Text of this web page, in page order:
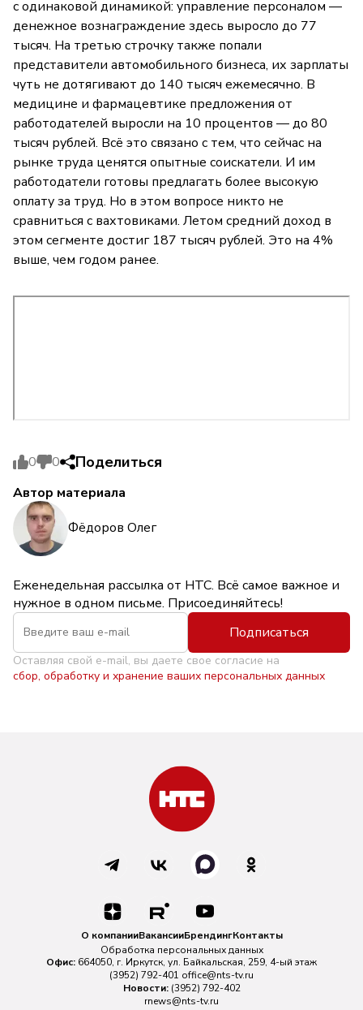
с одинаковой динамикой: управление персоналом —
денежное вознаграждение здесь выросло до 77
тысяч. На третью строчку также попали
представители автомобильного бизнеса, их зарплаты
чуть не дотягивают до 140 тысяч ежемесячно. В
медицине и фармацевтике предложения от
работодателей выросли на 10 процентов — до 80
тысяч рублей. Всё это связано с тем, что сейчас на
рынке труда ценятся опытные соискатели. И им
работодатели готовы предлагать более высокую
оплату за труд. Но в этом вопросе никто не
сравниться с вахтовиками. Летом средний доход в
этом сегменте достиг 187 тысяч рублей. Это на 4%
выше, чем годом ранее.
0 0 Поделиться
Автор материала
Фёдоров Олег
Еженедельная рассылка от НТС. Всё самое важное и
нужное в одном письме. Присоединяйтесь!
Подписаться
Оставляя свой e-mail, вы даете свое согласие на
сбор, обработку и хранение ваших персональных данных
О компанииВакансииБрендингКонтакты
Обработка персональных данных
Офис: 664050, г. Иркутск, ул. Байкальская, 259, 4-ый этаж
(3952) 792-401 office@nts-tv.ru
Новости: (3952) 792-402
rnews@nts-tv.ru